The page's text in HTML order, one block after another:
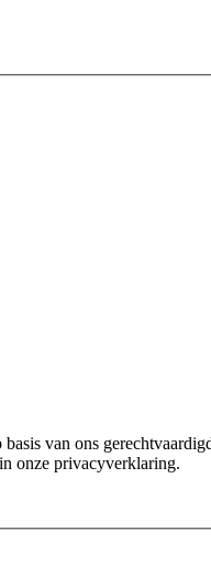
van ons
onze privacyverklaring.